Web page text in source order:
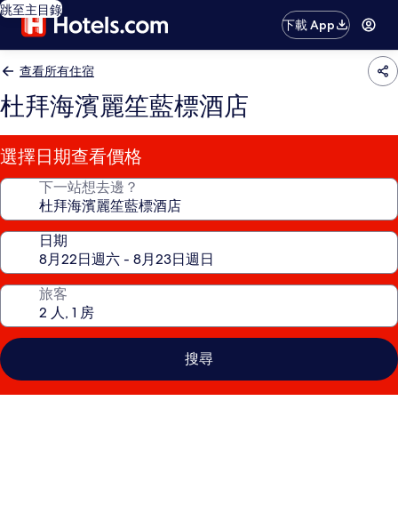
跳至主目錄
下載 App
查看所有住宿
杜拜海濱麗笙藍標酒店
選擇日期查看價格
下一站想去邊？
日期
旅客
搜尋